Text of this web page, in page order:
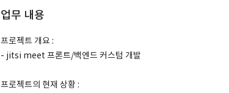
업무 내용
프로젝트 개요 :
- jitsi meet 프론트/백엔드 커스텀 개발
프로젝트의 현재 상황 :